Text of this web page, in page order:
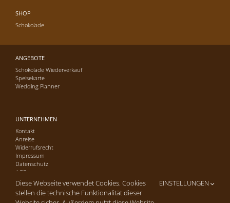
SHOP
Schokolade
ANGEBOTE
Schokolade Wiederverkauf
Speisekarte
Wedding Planner
UNTERNEHMEN
Kontakt
Anreise
Widerrufsrecht
Impressum
Datenschutz
AGB
Diese Webseite verwendet Cookies. Cookies
stellen die technische Funktionalität dieser
EINSTELLUNGEN